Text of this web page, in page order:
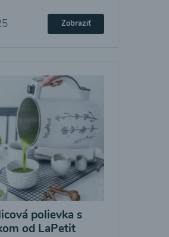
Zobraziť
polievka s
od LaPetit